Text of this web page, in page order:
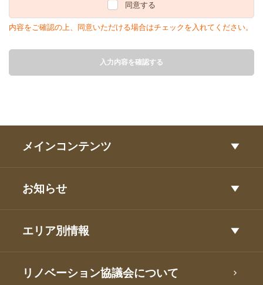
同意する
内容をご確認の上、同意いただける場合はチェックを入れてください。
入力内容を確認する
メインコンテンツ
お知らせ
エリア別情報
リノベーション協議会について